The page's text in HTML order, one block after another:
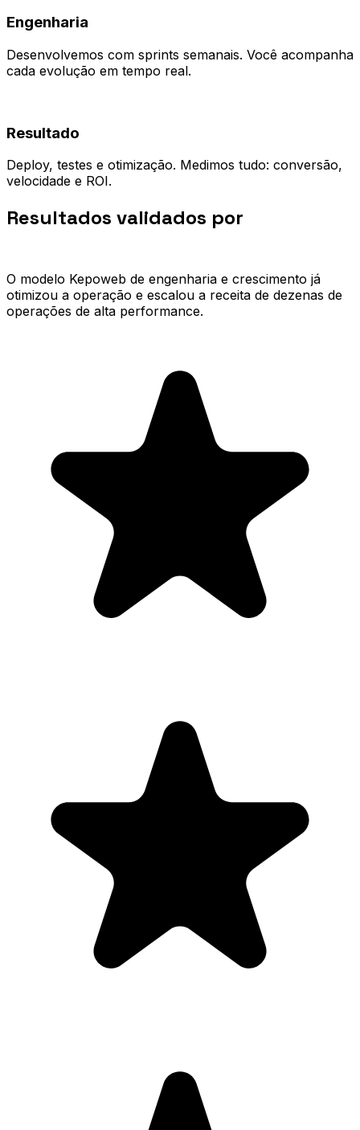
Engenharia
Desenvolvemos com sprints semanais. Você acompanha
cada evolução em tempo real.
Resultado
Deploy, testes e otimização. Medimos tudo: conversão,
velocidade e ROI.
Resultados validados por
O modelo Kepoweb de engenharia e crescimento já
otimizou a operação e escalou a receita de dezenas de
operações de alta performance.